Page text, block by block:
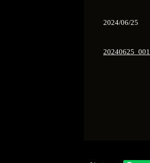
2024/06/25
20240625_001